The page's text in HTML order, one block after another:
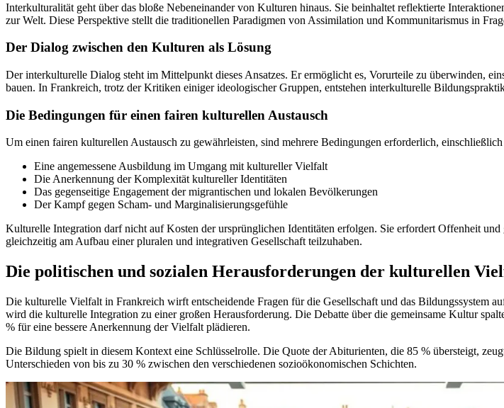
Interkulturalität geht über das bloße Nebeneinander von Kulturen hinaus. Sie beinhaltet reflektierte
zur Welt. Diese Perspektive stellt die traditionellen Paradigmen von Assimilation und Kommunitarismus in
Der Dialog zwischen den Kulturen als Lösung
Der interkulturelle Dialog steht im Mittelpunkt dieses Ansatzes. Er ermöglicht es, Vorurteile zu überwinden,
bauen. In Frankreich, trotz der Kritiken einiger ideologischer Gruppen, entstehen interkulturelle
Die Bedingungen für einen fairen kulturellen Austausch
Um einen fairen kulturellen Austausch zu gewährleisten, sind mehrere Bedingungen erforderlich,
Eine angemessene Ausbildung im Umgang mit kultureller Vielfalt
Die Anerkennung der Komplexität kultureller Identitäten
Das gegenseitige Engagement der migrantischen und lokalen Bevölkerungen
Der Kampf gegen Scham- und Marginalisierungsgefühle
Kulturelle Integration darf nicht auf Kosten der ursprünglichen Identitäten erfolgen. Sie erfordert Offenheit
gleichzeitig am Aufbau einer pluralen und integrativen Gesellschaft teilzuhaben.
Die politischen und sozialen Herausforderungen der kulturellen
Die kulturelle Vielfalt in Frankreich wirft entscheidende Fragen für die Gesellschaft und das Bildungssystem
wird die kulturelle Integration zu einer großen Herausforderung. Die Debatte über die gemeinsame Kultur
% für eine bessere Anerkennung der Vielfalt plädieren.
Die Bildung spielt in diesem Kontext eine Schlüsselrolle. Die Quote der Abiturienten, die 85 % übersteigt,
Unterschieden von bis zu 30 % zwischen den verschiedenen sozioökonomischen Schichten.